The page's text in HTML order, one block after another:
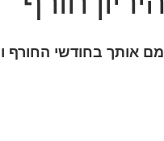
אותך בחודשי החורף